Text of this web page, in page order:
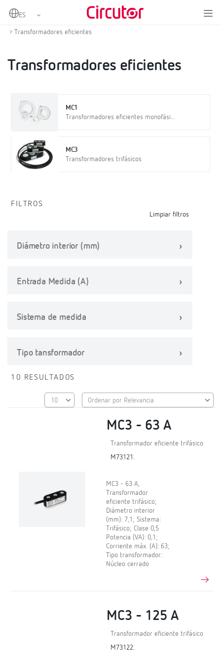
Home
Transformadores de corriente y shunts
Transformadores eficientes
Transformadores eficientes
MC1
Transformadores eficientes monofási...
MC3
Transformadores trifásicos
FILTROS
Limpiar filtros
Diámetro interior (mm)
Entrada Medida (A)
Sistema de medida
Tipo tansformador
10 RESULTADOS
MC3 - 63 A
Transformador eficiente trifásico
M73121.
MC3 - 63 A,
Transformador
eficiente trifásico;
Diámetro interior
(mm): 7,1; Sistema:
Trifásico; Clase 0,5
Potencia (VA): 0,1;
Corriente máx. (A): 63;
Tipo transformador:
Núcleo cerrado
MC3 - 125 A
Transformador eficiente trifásico
M73122.